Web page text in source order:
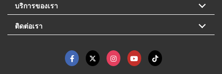
บริการของเรา
ติดต่อเรา